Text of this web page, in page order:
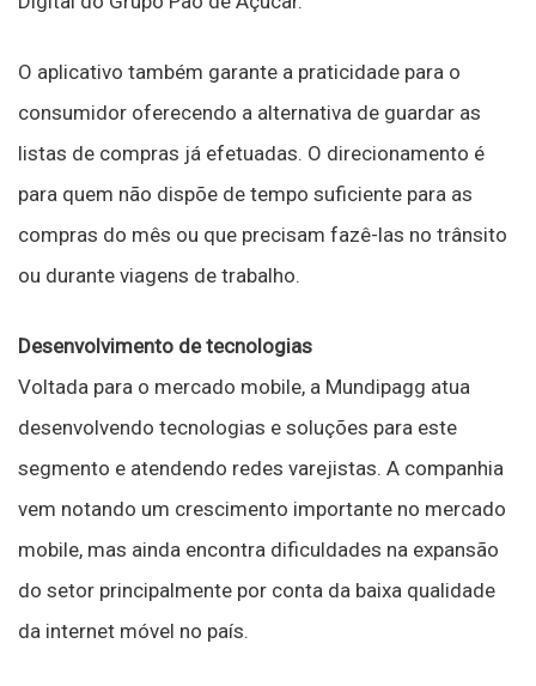
O aplicativo também garante a praticidade para o
consumidor oferecendo a alternativa de guardar as
listas de compras já efetuadas. O direcionamento é
para quem não dispõe de tempo suficiente para as
compras do mês ou que precisam fazê-las no trânsito
ou durante viagens de trabalho.
Desenvolvimento de tecnologias
Voltada para o mercado mobile, a Mundipagg atua
desenvolvendo tecnologias e soluções para este
segmento e atendendo redes varejistas. A companhia
vem notando um crescimento importante no mercado
mobile, mas ainda encontra dificuldades na expansão
do setor principalmente por conta da baixa qualidade
da internet móvel no país.